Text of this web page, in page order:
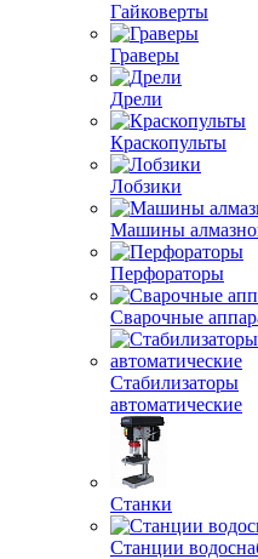
Гайковерты
Граверы
Дрели
Краскопульты
Лобзики
Машины
Перфораторы
Сварочные
Стабилизаторы
автоматические
Станки
Станции